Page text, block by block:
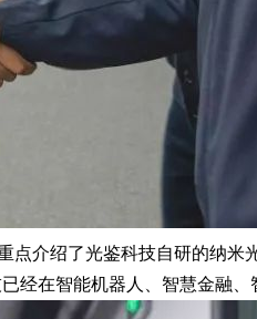
点介绍了光鉴科技自研的纳米
在智能机器人、智慧金融